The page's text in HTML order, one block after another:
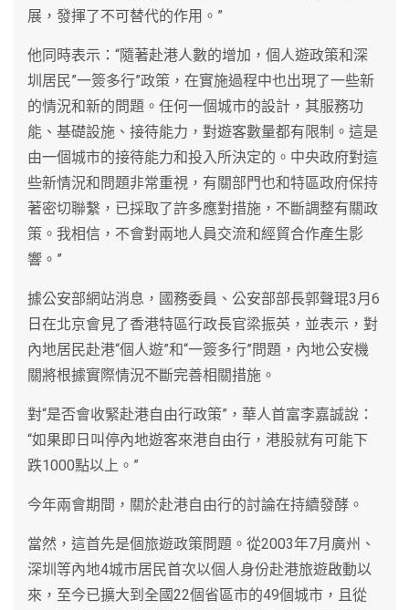
展，發揮了不可替代的作用。”
他同時表示：“隨著赴港人數的增加，個人遊政策和深
圳居民”一簽多行”政策，在實施過程中也出現了一些新
的情況和新的問題。任何一個城市的設計，其服務功
能、基礎設施、接待能力，對遊客數量都有限制。這是
由一個城市的接待能力和投入所決定的。中央政府對這
些新情況和問題非常重視，有關部門也和特區政府保持
著密切聯繫，已採取了許多應對措施，不斷調整有關政
策。我相信，不會對兩地人員交流和經貿合作產生影
響。”
據公安部網站消息，國務委員、公安部部長郭聲琨3月6
日在北京會見了香港特區行政長官梁振英，並表示，對
內地居民赴港“個人遊”和“一簽多行”問題，內地公安機
關將根據實際情況不斷完善相關措施。
對“是否會收緊赴港自由行政策”，華人首富李嘉誠說：
“如果即日叫停內地遊客來港自由行，港股就有可能下
跌1000點以上。”
今年兩會期間，關於赴港自由行的討論在持續發酵。
當然，這首先是個旅遊政策問題。從2003年7月廣州、
深圳等內地4城市居民首次以個人身份赴港旅遊啟動以
來，至今已擴大到全國22個省區市的49個城市，且從